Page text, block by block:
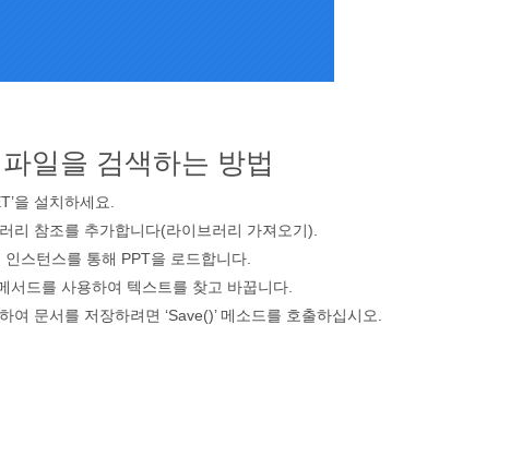
일을 검색하는 방법
을 설치하세요.
리 참조를 추가합니다(라이브러리 가져오기).
스턴스를 통해 PPT을 로드합니다.
서드를 사용하여 텍스트를 찾고 바꿉니다.
여 문서를 저장하려면 ‘Save()’ 메소드를 호출하십시오.